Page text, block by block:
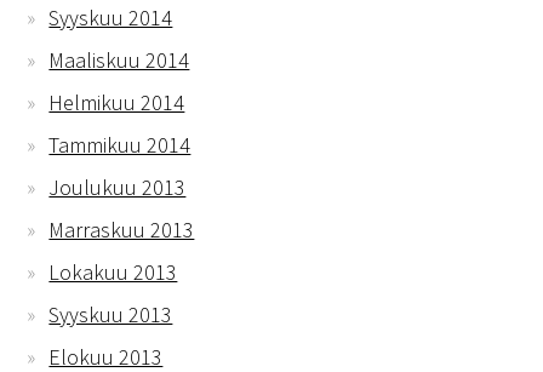
Syyskuu 2014
Maaliskuu 2014
Helmikuu 2014
Tammikuu 2014
Joulukuu 2013
Marraskuu 2013
Lokakuu 2013
Syyskuu 2013
Elokuu 2013